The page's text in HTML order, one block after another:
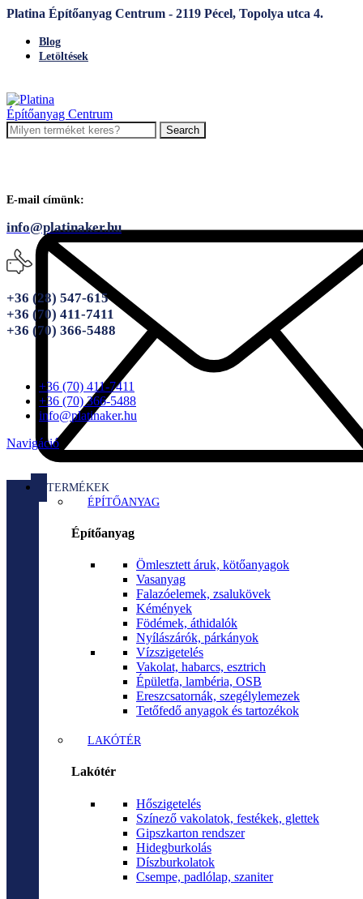
Platina Építőanyag Centrum - 2119 Pécel, Topolya utca 4.
Blog
Letöltések
Search
E-mail címünk:
info@platinaker.hu
+36 (28) 547-615
+36 (70) 411-7411
+36 (70) 366-5488
+36 (70) 411-7411
+36 (70) 366-5488
info@platinaker.hu
Navigáció
TERMÉKEK
ÉPÍTŐANYAG
Építőanyag
Ömlesztett áruk, kötőanyagok
Vasanyag
Falazóelemek, zsalukövek
Kémények
Födémek, áthidalók
Nyílászárók, párkányok
Vízszigetelés
Vakolat, habarcs, esztrich
Épületfa, lambéria, OSB
Ereszcsatornák, szegélylemezek
Tetőfedő anyagok és tartozékok
LAKÓTÉR
Lakótér
Hőszigetelés
Színező vakolatok, festékek, glettek
Gipszkarton rendszer
Hidegburkolás
Díszburkolatok
Csempe, padlólap, szaniter